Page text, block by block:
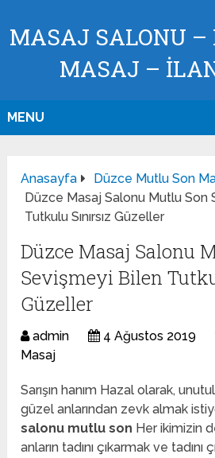
MASAJ SALONU –
MASAJ –
MENU
Anasayfa
Düzce Mutlu Son
Düzce Masaj Salonu Mutlu Son
Tutkulu Sınırsız Güzeller
Düzce Masaj Salonu
Sevişmeyi Bilen
Güzeller
admin 4 Ağustos 2019
Masaj
Sarışın hanım Hazal olarak,
güzel anlarından zevk almak
salonu mutlu son Her ikimizin
anların tadını çıkarmak ve